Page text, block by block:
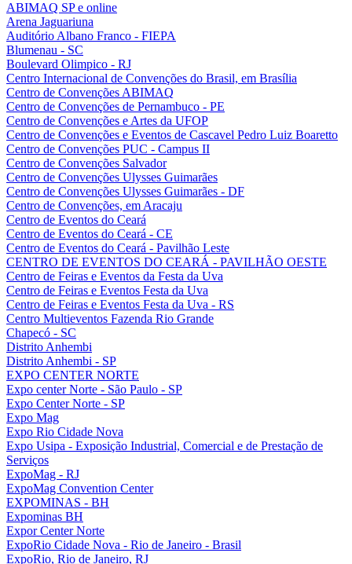
ABIMAQ SP e online
Arena Jaguariuna
Auditório Albano Franco - FIEPA
Blumenau - SC
Boulevard Olimpico - RJ
Centro Internacional de Convenções do Brasil, em Brasília
Centro de Convenções ABIMAQ
Centro de Convenções de Pernambuco - PE
Centro de Convenções e Artes da UFOP
Centro de Convenções e Eventos de Cascavel Pedro Luiz Boaretto
Centro de Convenções PUC - Campus II
Centro de Convenções Salvador
Centro de Convenções Ulysses Guimarães
Centro de Convenções Ulysses Guimarães - DF
Centro de Convenções, em Aracaju
Centro de Eventos do Ceará
Centro de Eventos do Ceará - CE
Centro de Eventos do Ceará - Pavilhão Leste
CENTRO DE EVENTOS DO CEARÁ - PAVILHÃO OESTE
Centro de Feiras e Eventos da Festa da Uva
Centro de Feiras e Eventos Festa da Uva
Centro de Feiras e Eventos Festa da Uva - RS
Centro Multieventos Fazenda Rio Grande
Chapecó - SC
Distrito Anhembi
Distrito Anhembi - SP
EXPO CENTER NORTE
Expo center Norte - São Paulo - SP
Expo Center Norte - SP
Expo Mag
Expo Rio Cidade Nova
Expo Usipa - Exposição Industrial, Comercial e de Prestação de
Serviços
ExpoMag - RJ
ExpoMag Convention Center
EXPOMINAS - BH
Expominas BH
Expor Center Norte
ExpoRio Cidade Nova - Rio de Janeiro - Brasil
ExpoRio, Rio de Janeiro, RJ